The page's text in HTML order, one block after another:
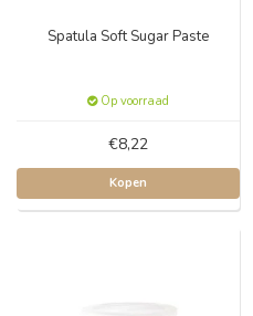
Spatula Soft Sugar Paste
Op voorraad
€8,22
Kopen